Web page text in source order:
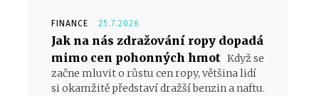
FINANCE 25.7.2026
Jak na nás zdražování ropy dopadá
mimo cen pohonných hmot Když se
začne mluvit o růstu cen ropy, většina lidí
si okamžitě představí dražší benzin a naftu.